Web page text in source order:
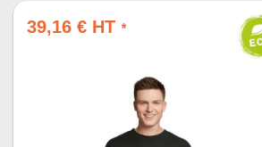
39,16 € HT *